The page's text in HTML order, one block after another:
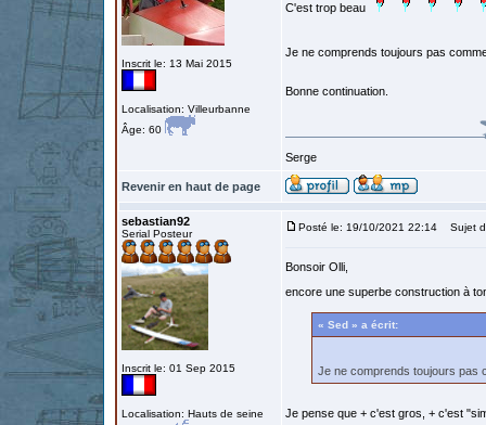
Inscrit le: 13 Mai 2015
Localisation: Villeurbanne
Âge: 60
C'est trop beau
Je ne comprends toujours pas
Bonne continuation.
Serge
Revenir en haut de page
sebastian92
Serial Posteur
Inscrit le: 01 Sep 2015
Localisation: Hauts de seine
Posté le: 19/10/2021 22:14 Sujet
Bonsoir Olli,
encore une superbe construction à
« Sed » a écrit:
Je ne comprends toujours pas
Je pense que + c'est gros, + c'est